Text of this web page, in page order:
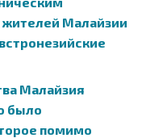
Малайзии
Малайзия
было
помимо